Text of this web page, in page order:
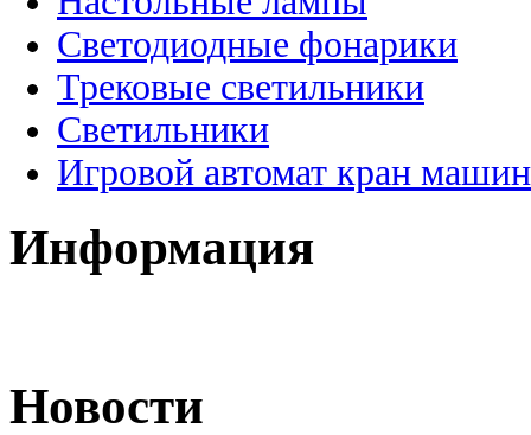
Светодиодные фонарики
Трековые светильники
Светильники
Игровой автомат кран
Информация
Новости